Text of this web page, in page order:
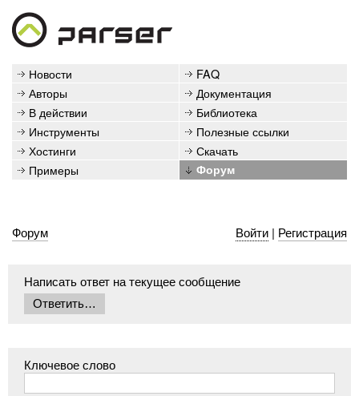
Новости
FAQ
Авторы
Документация
В действии
Библиотека
Инструменты
Полезные ссылки
Хостинги
Скачать
Примеры
Форум
Форум Войти| Регистрация
Написать ответ на текущее сообщение
Ключевое слово